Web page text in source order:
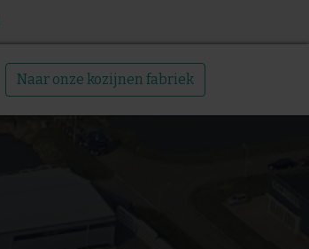
Naar onze kozijnen fabriek